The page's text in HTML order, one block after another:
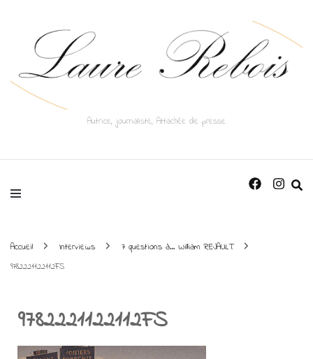
Autrice, journaliste, Attachée de presse
Accueil Interviews
7 questions à… William REJAULT
9782221122112FS
9782221122112FS